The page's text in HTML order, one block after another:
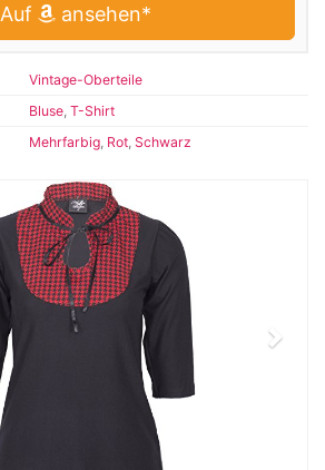
Auf ansehen*
Vintage-Oberteile
Bluse, T-Shirt
Mehrfarbig, Rot, Schwarz